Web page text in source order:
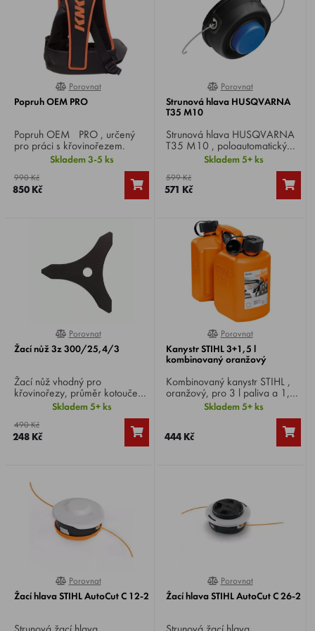
0%
Porovnat
Popruh OEM PRO
Popruh OEM PRO , určený
pro práci s křovinořezem.
Skladem 3-5 ks
990 Kč
850 Kč
100%
Porovnat
Strunová hlava HUSQVARNA
T35 M10
Strunová hlava HUSQVARNA
T35 M10 , poloautomatický
systém vysouvání struny
poklepem sekací hlavy.
Skladem 5+ ks
599 Kč
571 Kč
0%
Porovnat
Žací nůž 3z 300/25,4/3
Žací nůž vhodný pro
křovinořezy, průměr kotouče
300 mm, středový otvor 25,4
mm, síla nože 3 mm.
Skladem 5+ ks
490 Kč
248 Kč
100%
Porovnat
Kanystr STIHL 3+1,5 l
kombinovaný oranžový
Kombinovaný kanystr STIHL ,
oranžový, pro 3 l paliva a 1,5 l
adhezního oleje pro pilový
Skladem 5+ ks
444 Kč
0%
Porovnat
Žací hlava STIHL AutoCut C 12-2
100%
Porovnat
Žací hlava STIHL AutoCut C 26-2